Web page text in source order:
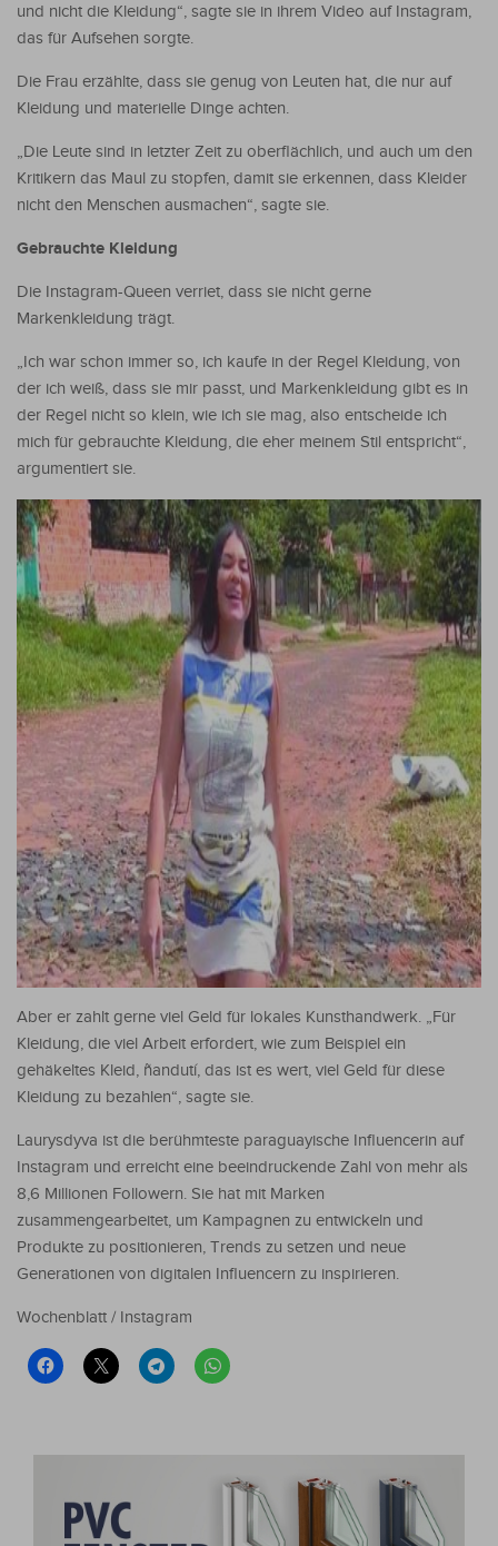
und nicht die Kleidung“, sagte sie in ihrem Video auf Instagram,
das für Aufsehen sorgte.
Die Frau erzählte, dass sie genug von Leuten hat, die nur auf
Kleidung und materielle Dinge achten.
„Die Leute sind in letzter Zeit zu oberflächlich, und auch um den
Kritikern das Maul zu stopfen, damit sie erkennen, dass Kleider
nicht den Menschen ausmachen“, sagte sie.
Gebrauchte Kleidung
Die Instagram-Queen verriet, dass sie nicht gerne
Markenkleidung trägt.
„Ich war schon immer so, ich kaufe in der Regel Kleidung, von
der ich weiß, dass sie mir passt, und Markenkleidung gibt es in
der Regel nicht so klein, wie ich sie mag, also entscheide ich
mich für gebrauchte Kleidung, die eher meinem Stil entspricht“,
argumentiert sie.
Aber er zahlt gerne viel Geld für lokales Kunsthandwerk. „Für
Kleidung, die viel Arbeit erfordert, wie zum Beispiel ein
gehäkeltes Kleid, ñandutí, das ist es wert, viel Geld für diese
Kleidung zu bezahlen“, sagte sie.
Laurysdyva ist die berühmteste paraguayische Influencerin auf
Instagram und erreicht eine beeindruckende Zahl von mehr als
8,6 Millionen Followern. Sie hat mit Marken
zusammengearbeitet, um Kampagnen zu entwickeln und
Produkte zu positionieren, Trends zu setzen und neue
Generationen von digitalen Influencern zu inspirieren.
Wochenblatt / Instagram